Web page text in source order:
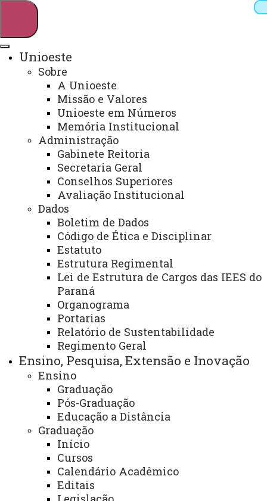
Webmail Sistemas
Telefones
Arquivo Virtual
Campus
Unioeste
Sobre
A Unioeste
Missão e Valores
Unioeste em Números
Memória Institucional
Administração
Gabinete Reitoria
Secretaria Geral
Conselhos Superiores
Avaliação Institucional
Dados
Boletim de Dados
Código de Ética e Disciplinar
Estatuto
Estrutura Regimental
Lei de Estrutura de Cargos das IEES do
Paraná
Organograma
Portarias
Relatório de Sustentabilidade
Regimento Geral
Ensino, Pesquisa, Extensão e Inovação
Ensino
Graduação
Pós-Graduação
Educação a Distância
Graduação
Início
Cursos
Calendário Acadêmico
Editais
MATRÍCULAS - PROCESSO
SELETIVO ESPECIAL
Você está aqui:Unioeste
Comunidade Unioeste
Assuntos Acadêmicos
Matrículas - Processo Seletivo Especial
Realização de Matrícula
Matrículas - Vagas Remanescentes
Clique nos itens abaixo para mais informações
Edital 042/2026-PROGRAD - Retificação de
Edital e Convocação Complementar - Séries
Iniciais - 2a Edição